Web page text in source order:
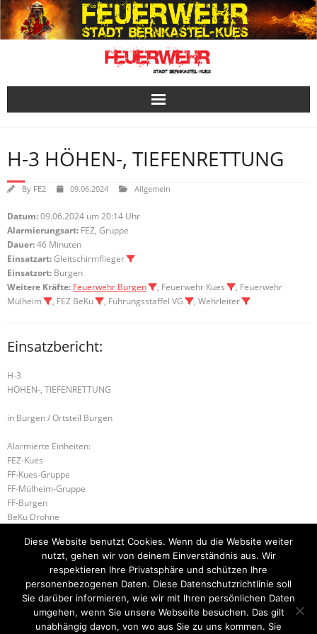
Skip
to
content
H-3 HÖHEN-, TIEFENRETTUNG
By FE2 09.06.2024 Allgemein
Datum:09.06.2024 um 20:14 Uhr
Alarmierungsart: FEZ, Gruppe
Dauer:46 Minuten
Einsatzart:Gleitschirmflieger
Einsatzort: Burgen
Weitere Kräfte: Feuerwehr Burgen , Feuerwehr Kues
, Feuerwehr
Mülheim
, FEZ BeKu , Führungsstaffel VG , Wehrleiter
Einsatzbericht:
H-3
HÖHEN-, TIEFENRETTUNG
in Burgen / Ortsteil Burgen
Alarmierte Einheiten:
FEZ-Kues
FF-Kues-Gruppe
FF-Mülheim-Gruppe
FF-Burgen
BeKu Drohne
BKI (LK BKS-WIL)
ILtS-Trier-Lagedienstführer
B-2 BRANDMELDEANLAGE G-1 ÖLSPUR
Diese Website benutzt Cookies. Wenn du die Website weiter
nutzt, gehen wir von deinem Einverständnis aus. Wir
respektieren Ihre Privatsphäre und schützen Ihre
personenbezogenen Daten. Diese Datenschutzrichtlinie soll
Sie darüber informieren, wie wir mit Ihren persönlichen Daten
umgehen, wenn Sie unsere Webseite besuchen. Das gilt
unabhängig davon, von wo aus Sie zu uns kommen. Sie